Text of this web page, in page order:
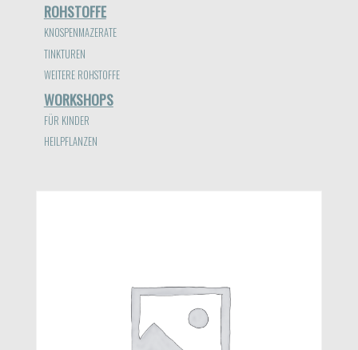
ROHSTOFFE
KNOSPENMAZERATE
TINKTUREN
WEITERE ROHSTOFFE
WORKSHOPS
FÜR KINDER
HEILPFLANZEN